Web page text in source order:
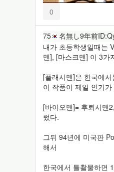
0
75 名無し9年前
내가 초등학생일때는
맨], [마스크맨] 이 3가
[플래시맨]은 한국에
이 작품이 제일 인기가
[바이오맨]= 후뢰시맨
렀다.
그뒤 94년에 미국판
해서
한국에서 틀촬물하면